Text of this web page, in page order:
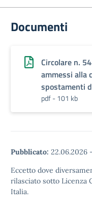
Documenti
Circolare n.
ammessi alla
spostamenti
pdf - 101 kb
Pubblicato: 22.06.2026 -
Eccetto dove
rilasciato sotto Licenza
Italia.